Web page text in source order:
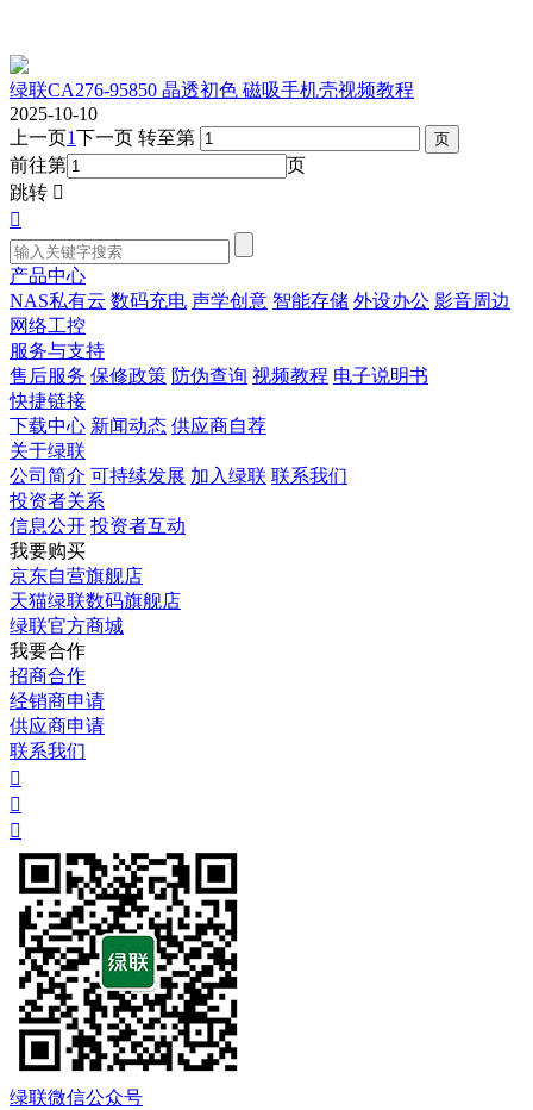
绿联CA276-95850 晶透初色 磁吸手机壳视频教程
2025-10-10
上一页1下一页 转至第
前往第
页
跳转 

产品中心
NAS私有云 数码充电 声学创意 智能存储 外设办公 影音周边
网络工控
服务与支持
售后服务 保修政策 防伪查询 视频教程 电子说明书
快捷链接
下载中心 新闻动态 供应商自荐
关于绿联
公司简介 可持续发展 加入绿联 联系我们
投资者关系
信息公开 投资者互动
我要购买
京东自营旗舰店
天猫绿联数码旗舰店
绿联官方商城
我要合作
招商合作
经销商申请
供应商申请
联系我们



绿联微信公众号